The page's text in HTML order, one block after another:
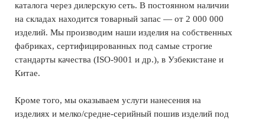
каталога через дилерскую сеть. В постоянном наличии
на складах находится товарный запас — от 2 000 000
изделий. Мы производим наши изделия на собственных
фабриках, сертифицированных под самые строгие
стандарты качества (ISO-9001 и др.), в Узбекистане и
Китае.
Кроме того, мы оказываем услуги нанесения на
изделиях и мелко/средне-серийный пошив изделий под